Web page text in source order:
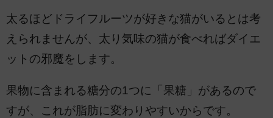
太るほどドライフルーツが好きな猫がいるとは考
えられませんが、太り気味の猫が食べればダイエ
ットの邪魔をします。
果物に含まれる糖分の1つに「果糖」があるので
すが、これが脂肪に変わりやすいからです。